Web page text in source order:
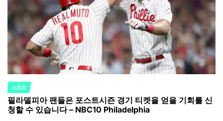
POSTED
IN
스포츠
필라델피아 팬들은 포스트시즌 경기 티켓을 얻을 기회를 신
청할 수 있습니다 – NBC10 Philadelphia